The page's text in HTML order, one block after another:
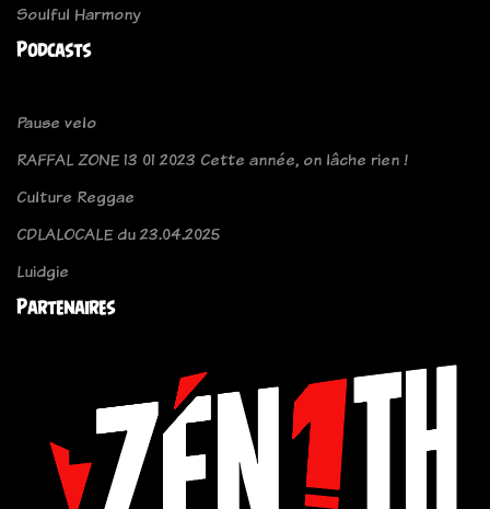
Soulful Harmony
Podcasts
Pause velo
RAFFAL ZONE 13 01 2023 Cette année, on lâche rien !
Culture Reggae
CDLALOCALE du 23.04.2025
Luidgie
Partenaires